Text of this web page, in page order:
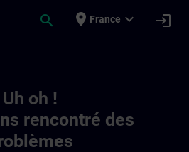
search place France expand_more login
Uh oh !
rencontré des